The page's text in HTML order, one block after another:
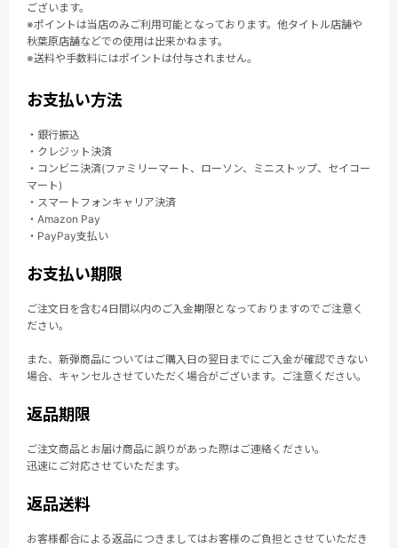
ございます。
※ポイントは当店のみご利用可能となっております。他タイトル店舗や
秋葉原店舗などでの使用は出来かねます。
※送料や手数料にはポイントは付与されません。
お支払い方法
・銀行振込
・クレジット決済
・コンビニ決済(ファミリーマート、ローソン、ミニストップ、セイコー
マート)
・スマートフォンキャリア決済
・Amazon Pay
・PayPay支払い
お支払い期限
ご注文日を含む4日間以内のご入金期限となっておりますのでご注意く
ださい。
また、新弾商品についてはご購入日の翌日までにご入金が確認できない
場合、キャンセルさせていただく場合がございます。ご注意ください。
返品期限
ご注文商品とお届け商品に誤りがあった際はご連絡ください。
迅速にご対応させていただます。
返品送料
お客様都合による返品につきましてはお客様のご負担とさせていただき